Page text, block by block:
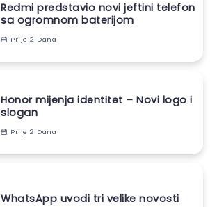
Redmi predstavio novi jeftini telefon
sa ogromnom baterijom
Prije 2 Dana
Honor mijenja identitet – Novi logo i
slogan
Prije 2 Dana
WhatsApp uvodi tri velike novosti